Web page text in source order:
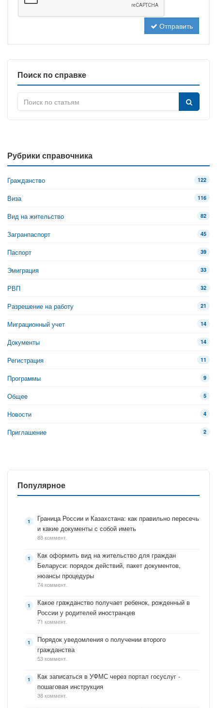
Отправить
Поиск по справке
Рубрики справочника
Гражданство 122
Виза 116
Вид на жительство 82
Загранпаспорт 45
Паспорт 39
Эмиграция 33
РВП 32
Разрешение на работу 21
Миграционный учет 14
Документы 14
Регистрация 11
Программы 9
Общее 5
Новости 4
Приглашение 2
Популярное
Граница России и Казахстана: как правильно пересечь
и какие документы с собой иметь
88 коммент.
Как оформить вид на жительство для граждан
Беларуси: порядок действий, пакет документов,
нюансы процедуры
74 коммент.
Какое гражданство получает ребенок, рожденный в
России у родителей иностранцев
71 коммент.
Порядок уведомления о получении второго
гражданства
53 коммент.
Как записаться в УФМС через портал госуслуг -
пошаговая инструкция
38 коммент.